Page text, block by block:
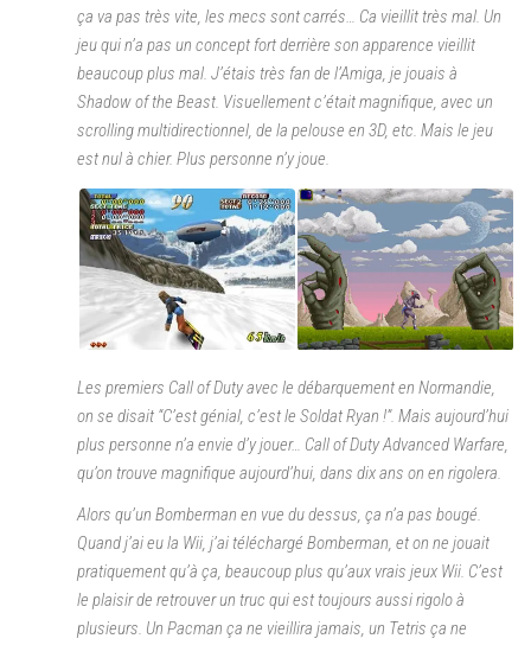
ça va pas très vite, les mecs sont carrés… Ca vieillit très mal. Un
jeu qui n’a pas un concept fort derrière son apparence vieillit
beaucoup plus mal. J’étais très fan de l’Amiga, je jouais à
Shadow of the Beast. Visuellement c’était magnifique, avec un
scrolling multidirectionnel, de la pelouse en 3D, etc. Mais le jeu
est nul à chier. Plus personne n’y joue.
Les premiers Call of Duty avec le débarquement en Normandie,
on se disait “C’est génial, c’est le Soldat Ryan !”. Mais aujourd’hui
plus personne n’a envie d’y jouer… Call of Duty Advanced Warfare,
qu’on trouve magnifique aujourd’hui, dans dix ans on en rigolera.
Alors qu’un Bomberman en vue du dessus, ça n’a pas bougé.
Quand j’ai eu la Wii, j’ai téléchargé Bomberman, et on ne jouait
pratiquement qu’à ça, beaucoup plus qu’aux vrais jeux Wii. C’est
le plaisir de retrouver un truc qui est toujours aussi rigolo à
plusieurs. Un Pacman ça ne vieillira jamais, un Tetris ça ne